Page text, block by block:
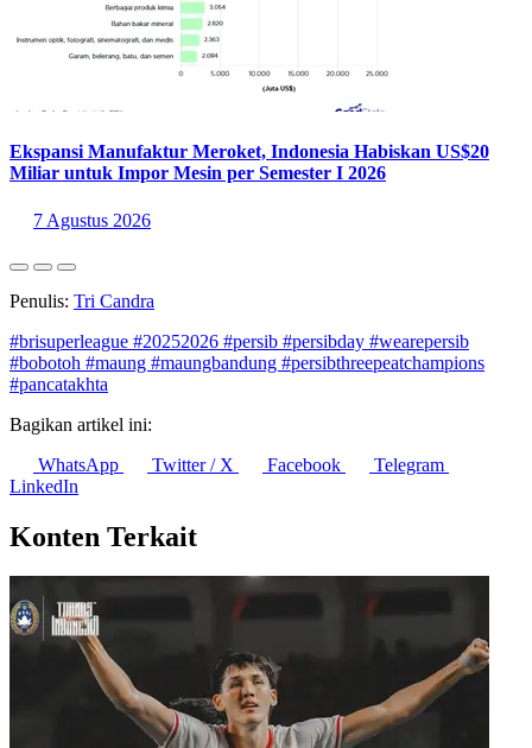
Ekspansi Manufaktur Meroket, Indonesia Habiskan US$20
Miliar untuk Impor Mesin per Semester I 2026
7 Agustus 2026
Penulis: Tri Candra
#brisuperleague #20252026 #persib #persibday #wearepersib
#bobotoh #maung #maungbandung #persibthreepeatchampions
#pancatakhta
Bagikan artikel ini:
WhatsApp
Twitter / X Facebook
Telegram
LinkedIn
Konten Terkait